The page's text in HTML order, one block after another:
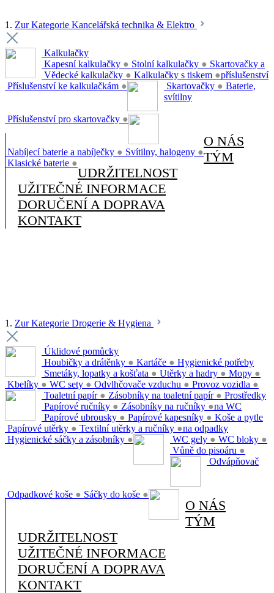
1. Zur Kategorie Kancelářská technika & Elektro
Kalkulačky
Kapesní kalkulačky ● Stolní kalkulačky ●
Vědecké kalkulačky ● Kalkulačky s tiskem ●
Příslušenství ke kalkulačkám ●
Skartovačky a
příslušenství
Skartovačky ●
Příslušenství pro skartovačky ●
Baterie,
svítilny
Nabíjecí baterie a nabíječky ● Svítilny, halogeny ●
Klasické baterie ●
O NÁS
TÝM
UDRŽITELNOST
UŽITEČNÉ INFORMACE
DORUČENÍ A DOPRAVA
KONTAKT
1. Zur Kategorie Drogerie & Hygiena
Úklidové pomůcky
Houbičky a drátěnky ● Kartáče ●
Smetáky, lopatky a košťata ● Utěrky a hadry ● Mopy ●
Kbelíky ● WC sety ● Odvlhčovače vzduchu ● Provoz vozidla ●
Hygienické potřeby
Toaletní papír ● Zásobníky na toaletní papír ●
Papírové ručníky ● Zásobníky na ručníky ●
Papírové ubrousky ● Papírové kapesníky ●
Papírové utěrky ● Textilní utěrky a ručníky ●
Hygienické sáčky a zásobníky ●
Prostředky
na WC
WC gely ● WC bloky ●
Vůně do pisoáru ●
Koše a pytle
na odpadky
Odpadkové koše ● Sáčky do koše ●
Odvápňovač
O NÁS
TÝM
UDRŽITELNOST
UŽITEČNÉ INFORMACE
DORUČENÍ A DOPRAVA
KONTAKT